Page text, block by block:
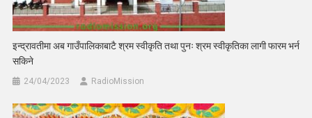
इन्द्रावतीमा अब गाउँपालिकाबाटै श्रम स्वीकृति तथा पुनः श्रम स्वीकृतिका लागी फारम भर्न
सकिने
24/04/2023 RadioMission